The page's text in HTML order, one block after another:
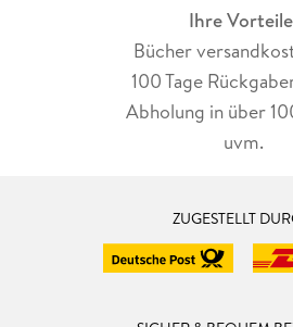
Ihre
Bücher
100 Tage
Abholung in über
uvm.
ZUGESTELLT